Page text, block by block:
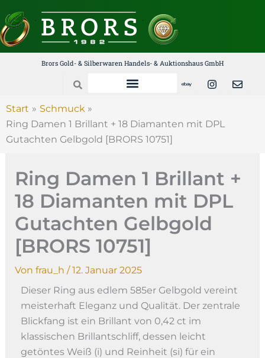
Inhalt
springen
Brors Gold- & Silberwaren Handels- & Auktionshaus GmbH
Search
b
I
n
a
g
E
n
Start
Schmuck
Ring Damen 1 Brillant + 18 Diamanten mit DPL
Gutachten Gelbgold [BRORS 10751]
Ring Damen 1 Brillant +
18 Diamanten mit DPL
Gutachten Gelbgold
[BRORS 10751]
Von frau_h /12. Januar 2025
Dieser Ring aus edlem 585er Gelbgold vereint
meisterhaft Eleganz und Qualität. Der zentrale
Blickfang ist ein Brillant von 0,42 ct im
klassischen Brillantschliff, dessen leicht
getöntes Weiß (i) und Reinheit (si) für ein